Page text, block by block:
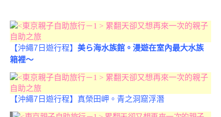
【沖繩7日遊行程】 美ら海水族館。漫遊在室內最大水族
箱裡～
【沖繩7日遊行程】真榮田岬。青之洞窟浮潛